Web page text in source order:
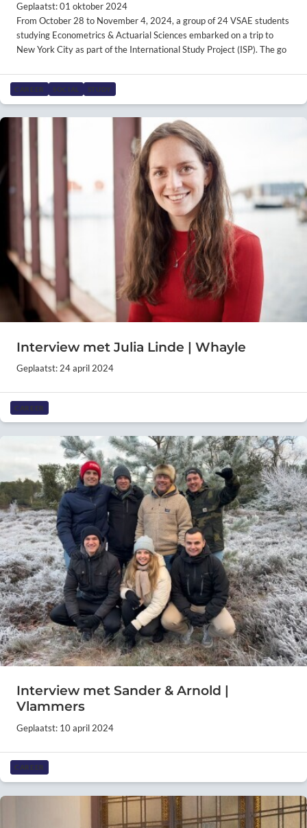
Geplaatst: 01 oktober 2024
From October 28 to November 4, 2024, a group of 24 VSAE students
studying Econometrics & Actuarial Sciences embarked on a trip to
New York City as part of the International Study Project (ISP). The go
CAREER SOCIAL STUDY
Interview met Julia Linde | Whayle
Geplaatst: 24 april 2024
CAREER
Interview met Sander & Arnold |
Vlammers
Geplaatst: 10 april 2024
CAREER